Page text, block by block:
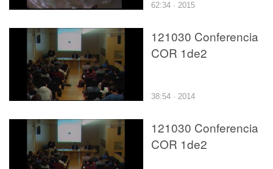
62:34 · 2015
121030 Conferencia
COR 1de2
38:54 · 2014
121030 Conferencia
COR 1de2